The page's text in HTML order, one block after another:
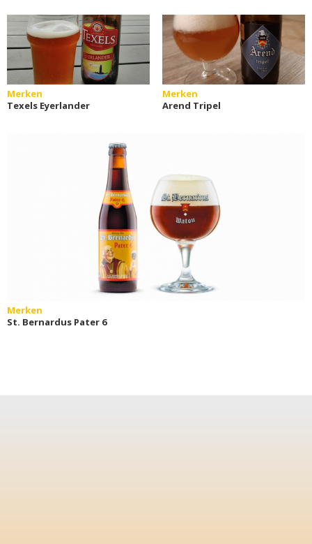
Merken
Texels Eyerlander
Merken
Arend Tripel
Merken
St. Bernardus Pater 6